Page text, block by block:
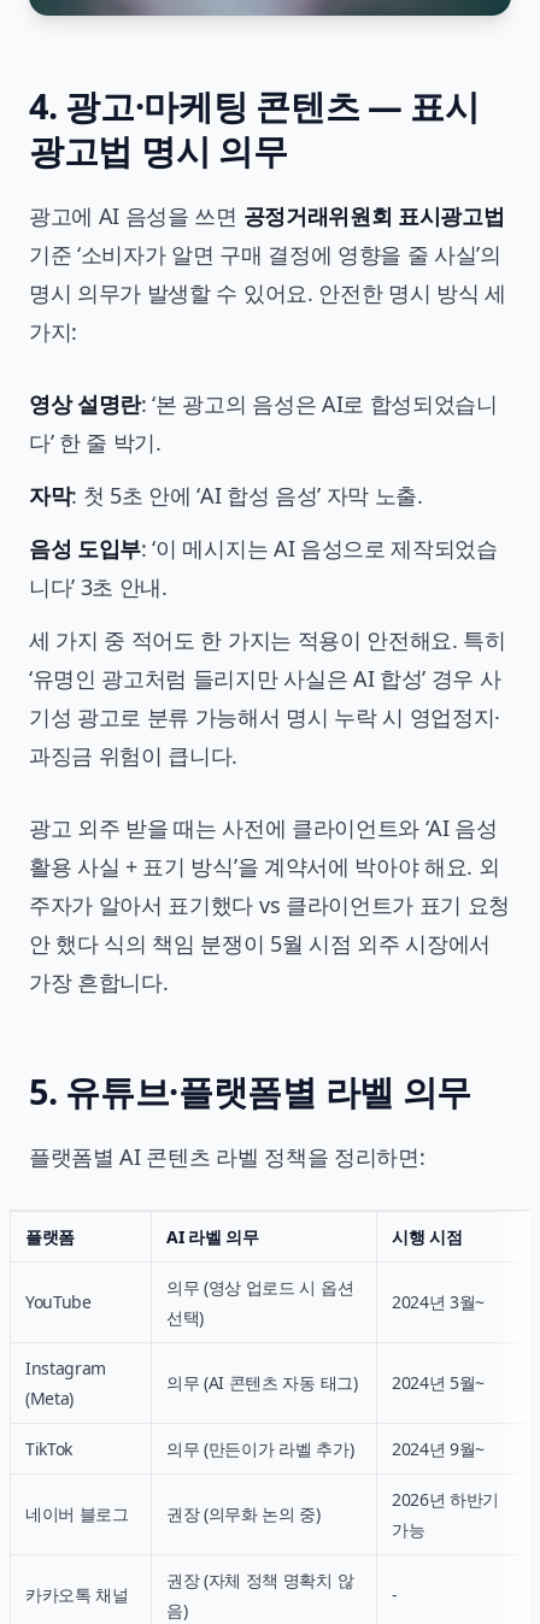
4. 광고·마케팅 콘텐츠 — 표시
광고법 명시 의무
광고에 AI 음성을 쓰면 공정거래위원회 표시광고법
기준 ‘소비자가 알면 구매 결정에 영향을 줄 사실’의
명시 의무가 발생할 수 있어요. 안전한 명시 방식 세
가지:
영상 설명란: ‘본 광고의 음성은 AI로 합성되었습니
다’ 한 줄 박기.
자막: 첫 5초 안에 ‘AI 합성 음성’ 자막 노출.
음성 도입부: ‘이 메시지는 AI 음성으로 제작되었습
니다’ 3초 안내.
세 가지 중 적어도 한 가지는 적용이 안전해요. 특히
‘유명인 광고처럼 들리지만 사실은 AI 합성’ 경우 사
기성 광고로 분류 가능해서 명시 누락 시 영업정지·
과징금 위험이 큽니다.
광고 외주 받을 때는 사전에 클라이언트와 ‘AI 음성
활용 사실 + 표기 방식’을 계약서에 박아야 해요. 외
주자가 알아서 표기했다 vs 클라이언트가 표기 요청
안 했다 식의 책임 분쟁이 5월 시점 외주 시장에서
가장 흔합니다.
5. 유튜브·플랫폼별 라벨 의무
플랫폼별 AI 콘텐츠 라벨 정책을 정리하면:
플랫폼 AI 라벨 의무 시행 시점
YouTube
의무 (영상 업로드 시 옵션
선택)
2024년 3월~
Instagram
(Meta)
의무 (AI 콘텐츠 자동 태그) 2024년 5월~
TikTok 의무 (만든이가 라벨 추가) 2024년 9월~
네이버 블로그 권장 (의무화 논의 중)
2026년 하반기
가능
카카오톡 채널
권장 (자체 정책 명확치 않
음)
-